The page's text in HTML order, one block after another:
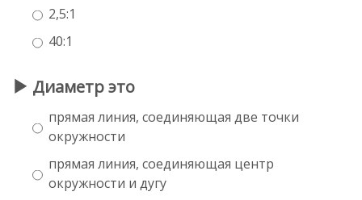
2,5:1
40:1
Диаметр это
прямая линия, соединяющая две точки
окружности
прямая линия, соединяющая центр
окружности и дугу